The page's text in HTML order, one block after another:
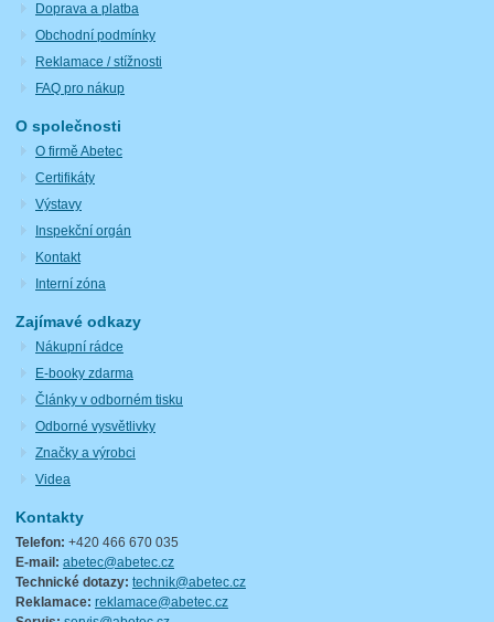
Doprava a platba
Obchodní podmínky
Reklamace / stížnosti
FAQ pro nákup
O společnosti
O firmě Abetec
Certifikáty
Výstavy
Inspekční orgán
Kontakt
Interní zóna
Zajímavé odkazy
Nákupní rádce
E-booky zdarma
Články v odborném tisku
Odborné vysvětlivky
Značky a výrobci
Videa
Kontakty
Telefon: +420 466 670 035
E-mail: abetec@abetec.cz
Technické dotazy: technik@abetec.cz
Reklamace: reklamace@abetec.cz